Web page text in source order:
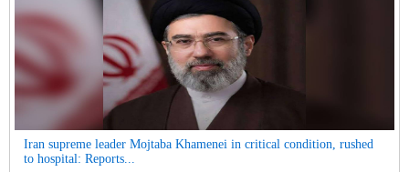
Iran supreme leader Mojtaba Khamenei in critical condition, rushed
to hospital: Reports...